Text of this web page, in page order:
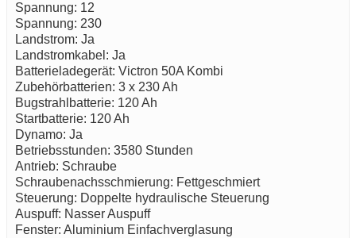
Spannung: 12
Spannung: 230
Landstrom: Ja
Landstromkabel: Ja
Batterieladegerät: Victron 50A Kombi
Zubehörbatterien: 3 x 230 Ah
Bugstrahlbatterie: 120 Ah
Startbatterie: 120 Ah
Dynamo: Ja
Betriebsstunden: 3580 Stunden
Antrieb: Schraube
Schraubenachsschmierung: Fettgeschmiert
Steuerung: Doppelte hydraulische Steuerung
Auspuff: Nasser Auspuff
Fenster: Aluminium Einfachverglasung